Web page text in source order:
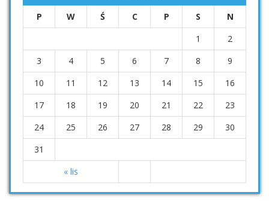
P W Ś C P S N
« lis
1
2
3
4 5 6 7 8
9
10
11 12 13 14 15
16
17
18 19 20 21 22
23
24
25 26 27 28 29
30
31